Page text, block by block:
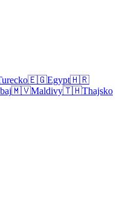
🇪🇬Egypt🇭🇷
🇲🇻Maldivy🇹🇭Thajsko